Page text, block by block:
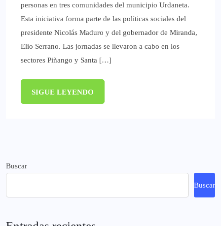
personas en tres comunidades del municipio Urdaneta.
Esta iniciativa forma parte de las políticas sociales del
presidente Nicolás Maduro y del gobernador de Miranda,
Elio Serrano. Las jornadas se llevaron a cabo en los
sectores Piñango y Santa […]
SIGUE LEYENDO
Buscar
Buscar